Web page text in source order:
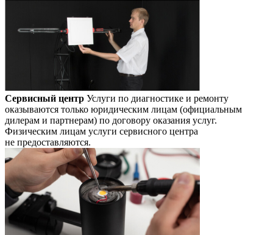
Сервисный центр Услуги по диагностике и ремонту
оказываются только юридическим лицам (официальным
дилерам и партнерам) по договору оказания услуг.
Физическим лицам услуги сервисного центра
не предоставляются.